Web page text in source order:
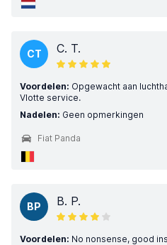
CT C. T.
Voordelen: Opgewacht aan
Vlotte service.
Nadelen: Geen opmerkingen
Fiat Panda
BP B. P.
Voordelen: No nonsense, good